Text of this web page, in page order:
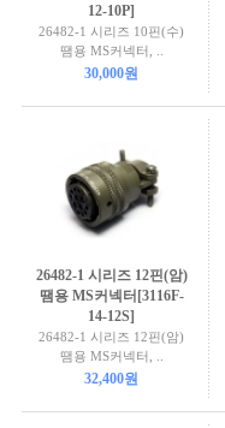
12-10P]
26482-1 시리즈 10핀(수)
땜용 MS커넥터, ..
30,000원
26482-1 시리즈 12핀(암)
땜용 MS커넥터[3116F-
14-12S]
26482-1 시리즈 12핀(암)
땜용 MS커넥터, ..
32,400원